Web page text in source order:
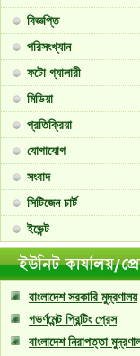
বিজ্ঞপ্তি
পরিসংখ্যান
ফটো গ্যালারী
মিডিয়া
প্রতিক্রিয়া
যোগাযোগ
সংবাদ
সিটিজেন চার্ট
ইভেন্ট
বাংলাদেশ সরকারি মুদ্রণালয়
গভর্ণমেন্ট প্রিন্টিং প্রেস
বাংলাদেশ নিরাপত্তা